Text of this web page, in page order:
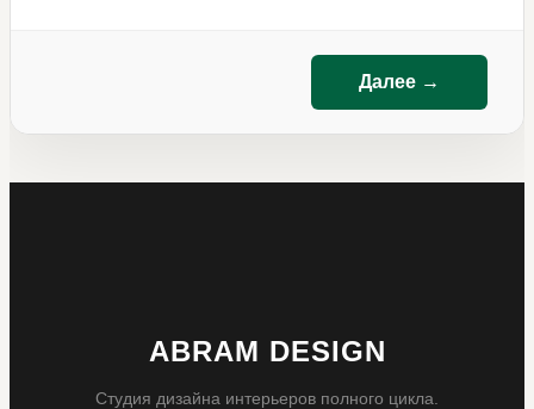
Далее →
ABRAM DESIGN
Студия дизайна интерьеров полного цикла.